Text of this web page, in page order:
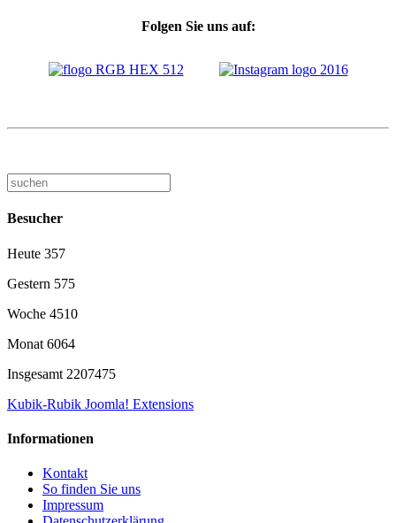
Folgen Sie uns auf:
Besucher
Heute 357
Gestern 575
Woche 4510
Monat 6064
Insgesamt 2207475
Kubik-Rubik Joomla! Extensions
Informationen
Kontakt
So finden Sie uns
Impressum